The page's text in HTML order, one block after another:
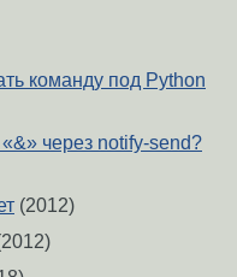
команду под Python
через notify-send?
(2012)